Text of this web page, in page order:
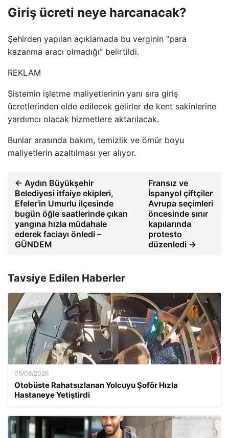
Giriş ücreti neye harcanacak?
Şehirden yapılan açıklamada bu verginin “para
kazanma aracı olmadığı” belirtildi.
REKLAM
Sistemin işletme maliyetlerinin yanı sıra giriş
ücretlerinden elde edilecek gelirler de kent sakinlerine
yardımcı olacak hizmetlere aktarılacak.
Bunlar arasında bakım, temizlik ve ömür boyu
maliyetlerin azaltılması yer alıyor.
← Aydın Büyükşehir
Belediyesi itfaiye ekipleri,
Efeler'in Umurlu ilçesinde
bugün öğle saatlerinde çıkan
yangına hızla müdahale
ederek faciayı önledi –
GÜNDEM
Fransız ve
İspanyol çiftçiler
Avrupa seçimleri
öncesinde sınır
kapılarında
protesto
düzenledi →
Tavsiye Edilen Haberler
05/08/2026
Otobüste Rahatsızlanan Yolcuyu Şoför Hızla
Hastaneye Yetiştirdi